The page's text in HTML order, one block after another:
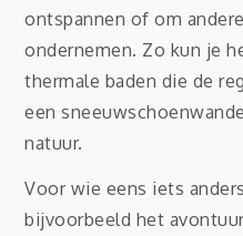
ontspannen of om
ondernemen. Zo kun je
thermale baden die de
een
natuur.
Voor wie eens iets
bijvoorbeeld het